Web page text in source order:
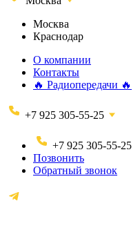
Москва
Краснодар
О компании
Контакты
🔥 Радиопередачи 🔥
+7 925 305-55-25
+7 925 305-55-25
Позвонить
Обратный звонок